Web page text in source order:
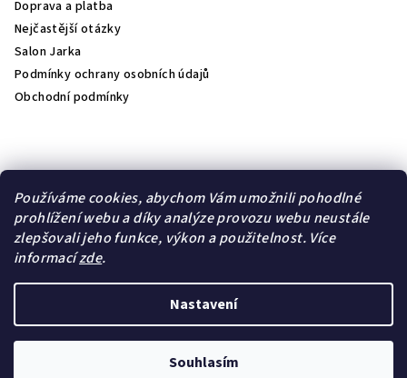
Používáme cookies, abychom Vám umožnili pohodlné
prohlížení webu a díky analýze provozu webu neustále
zlepšovali jeho funkce, výkon a použitelnost. Více
informacízde.
Nastavení
Souhlasím
Doprava a platba
Nejčastější otázky
Salon Jarka
Podmínky ochrany osobních údajů
Obchodní podmínky